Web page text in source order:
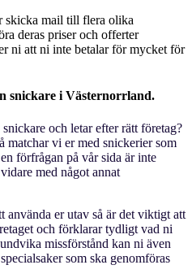
skicka mail till flera olika
deras priser och offerter
ni att ni inte betalar för mycket för
snickare​ i Västernorrland.
och letar efter rätt företag?
matchar vi er med snickerier som
förfrågan på vår sida är inte
med något annat
er utav så är det viktigt att
och förklarar tydligt vad ni
missförstånd kan ni även
som ska genomföras